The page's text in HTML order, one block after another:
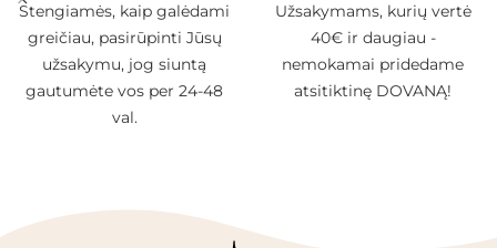
Stengiamės, kaip galėdami
greičiau, pasirūpinti Jūsų
užsakymu, jog siuntą
gautumėte vos per 24-48
val.
Užsakymams, kurių vertė
40€ ir daugiau -
nemokamai pridedame
atsitiktinę DOVANĄ!